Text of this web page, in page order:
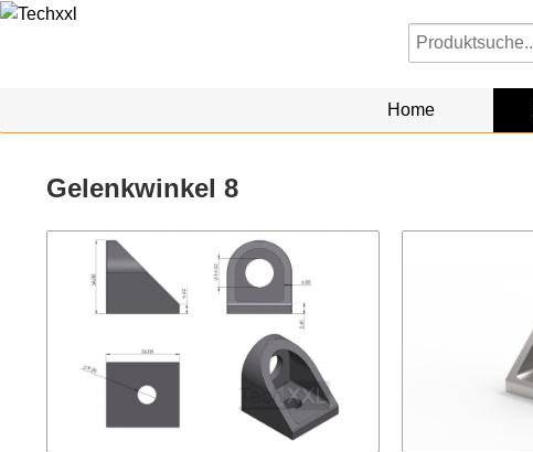
Home
Gelenkwinkel 8